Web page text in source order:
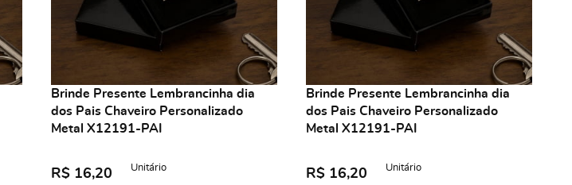
Brinde Presente Lembrancinha dia
dos Pais Chaveiro Personalizado
Metal X12191-PAI
R$ 16,20 Unitário
Brinde Presente Lembrancinha dia
dos Pais Chaveiro Personalizado
Metal X12191-PAI
R$ 16,20 Unitário